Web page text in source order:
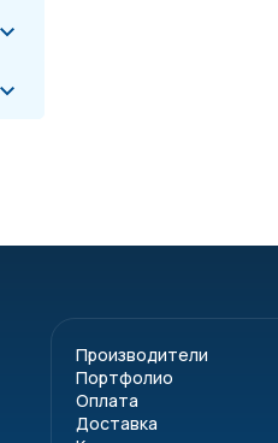
Производители
Портфолио
Оплата
Доставка